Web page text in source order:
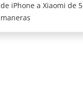
de iPhone a Xiaomi de 5
maneras